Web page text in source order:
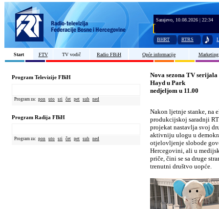
Sarajevo, 10.08.2026 | 22:34
BHRT RTRS
Start FTV TV vodič Radio FBiH Opće informacije Marketing
Program Televizije FBiH
Program za: pon uto sri čet pet sub ned
Program Radija FBiH
Program za: pon uto sri čet pet sub ned
Nova sezona TV serijala
Hayd u Park
nedjeljom u 11.00
Nakon ljetnje stanke, na
produkcijskoj saradnji
projekat nastavlja svoj
aktivniju ulogu u
otjelovljenje slobode
Hercegovini, ali u
priče, čini se sa druge
trenutni društvo uopće.